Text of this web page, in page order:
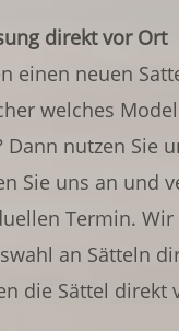
direkt vor Ort
einen neuen
welches
Dann nutzen Sie
Sie uns an und
Termin.
an Sätteln
die Sättel direkt